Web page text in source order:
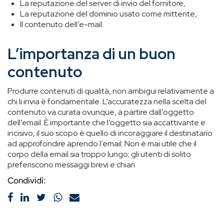
La reputazione del server di invio del fornitore,
La reputazione del dominio usato come mittente,
Il contenuto dell’e-mail.
L’importanza di un buon
contenuto
Produrre contenuti di qualità, non ambigui relativamente a
chi li invia è fondamentale. L’accuratezza nella scelta del
contenuto va curata ovunque, a partire dall’oggetto
dell’email. È importante che l’oggetto sia accattivante e
incisivo, il suo scopo è quello di incoraggiare il destinatario
ad approfondire aprendo l’email. Non è mai utile che il
corpo della email sia troppo lungo; gli utenti di solito
preferiscono messaggi brevi e chiari.
Condividi: